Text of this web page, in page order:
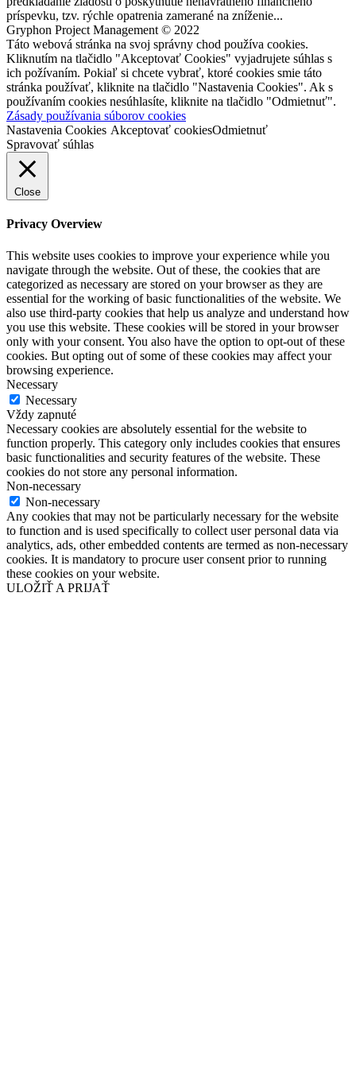
príspevku, tzv. rýchle opatrenia zamerané na zníženie...
Gryphon Project Management © 2022
Táto webová stránka na svoj správny chod používa cookies.
Kliknutím na tlačidlo "Akceptovať Cookies" vyjadrujete súhlas s
ich požívaním. Pokiaľ si chcete vybrať, ktoré cookies smie táto
stránka používať, kliknite na tlačidlo "Nastavenia Cookies". Ak s
používaním cookies nesúhlasíte, kliknite na tlačidlo "Odmietnuť".
Zásady používania súborov cookies
Nastavenia Cookies Akceptovať cookiesOdmietnuť
Spravovať súhlas
Close
Privacy Overview
This website uses cookies to improve your experience while you
navigate through the website. Out of these, the cookies that are
categorized as necessary are stored on your browser as they are
essential for the working of basic functionalities of the website. We
also use third-party cookies that help us analyze and understand how
you use this website. These cookies will be stored in your browser
only with your consent. You also have the option to opt-out of these
cookies. But opting out of some of these cookies may affect your
browsing experience.
Necessary
Necessary
Vždy zapnuté
Necessary cookies are absolutely essential for the website to
function properly. This category only includes cookies that ensures
basic functionalities and security features of the website. These
cookies do not store any personal information.
Non-necessary
Non-necessary
Any cookies that may not be particularly necessary for the website
to function and is used specifically to collect user personal data via
analytics, ads, other embedded contents are termed as non-necessary
cookies. It is mandatory to procure user consent prior to running
these cookies on your website.
ULOŽIŤ A PRIJAŤ